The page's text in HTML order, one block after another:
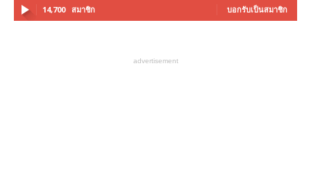
14,700 สมาชิก บอกรับเป็นสมาชิก
advertisement